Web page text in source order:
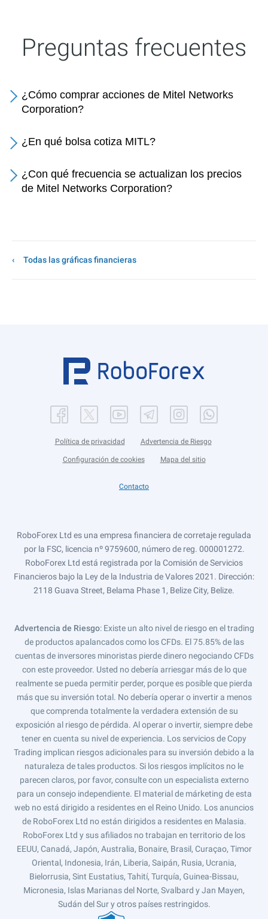
Preguntas frecuentes
¿Cómo comprar acciones de Mitel Networks
Corporation?
¿En qué bolsa cotiza MITL?
¿Con qué frecuencia se actualizan los precios
de Mitel Networks Corporation?
Todas las gráficas financieras
Política de privacidad Advertencia de Riesgo
Configuración de cookies Mapa del sitio
Contacto
RoboForex Ltd es una empresa financiera de corretaje regulada
por la FSC, licencia nº 9759600, número de reg. 000001272.
RoboForex Ltd está registrada por la Comisión de Servicios
Financieros bajo la Ley de la Industria de Valores 2021. Dirección:
2118 Guava Street, Belama Phase 1, Belize City, Belize.
Advertencia de Riesgo: Existe un alto nivel de riesgo en el trading
de productos apalancados como los CFDs. El 75.85% de las
cuentas de inversores minoristas pierde dinero negociando CFDs
con este proveedor. Usted no debería arriesgar más de lo que
realmente se pueda permitir perder, porque es posible que pierda
más que su inversión total. No debería operar o invertir a menos
que comprenda totalmente la verdadera extensión de su
exposición al riesgo de pérdida. Al operar o invertir, siempre debe
tener en cuenta su nivel de experiencia. Los servicios de Copy
Trading implican riesgos adicionales para su inversión debido a la
naturaleza de tales productos. Si los riesgos implícitos no le
parecen claros, por favor, consulte con un especialista externo
para un consejo independiente. El material de márketing de esta
web no está dirigido a residentes en el Reino Unido. Los anuncios
de RoboForex Ltd no están dirigidos a residentes en Malasia.
RoboForex Ltd y sus afiliados no trabajan en territorio de los
EEUU, Canadá, Japón, Australia, Bonaire, Brasil, Curaçao, Timor
Oriental, Indonesia, Irán, Liberia, Saipán, Rusia, Ucrania,
Bielorrusia, Sint Eustatius, Tahití, Turquía, Guinea-Bissau,
Micronesia, Islas Marianas del Norte, Svalbard y Jan Mayen,
Sudán del Sur y otros países restringidos.